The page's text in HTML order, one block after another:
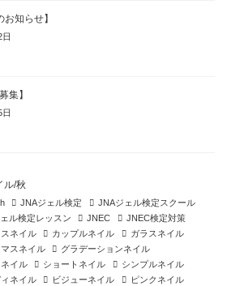
お知らせ】
集】
ル/秋
JNAジェル検定
JNAジェル検定スクール
ル検定レッスン
JNEC
JNEC検定対策
ネイル
カップルネイル
ガラスネイル
スネイル
グラデーションネイル
イル
ショートネイル
シンプルネイル
ネイル
ビジューネイル
ピンクネイル